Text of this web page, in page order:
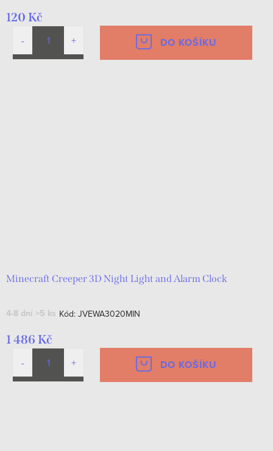
120 Kč
DO KOŠÍKU
Minecraft Creeper 3D Night Light and Alarm Clock
4-8 dní >5 ks Kód: JVEWA3020MIN
1 486 Kč
DO KOŠÍKU